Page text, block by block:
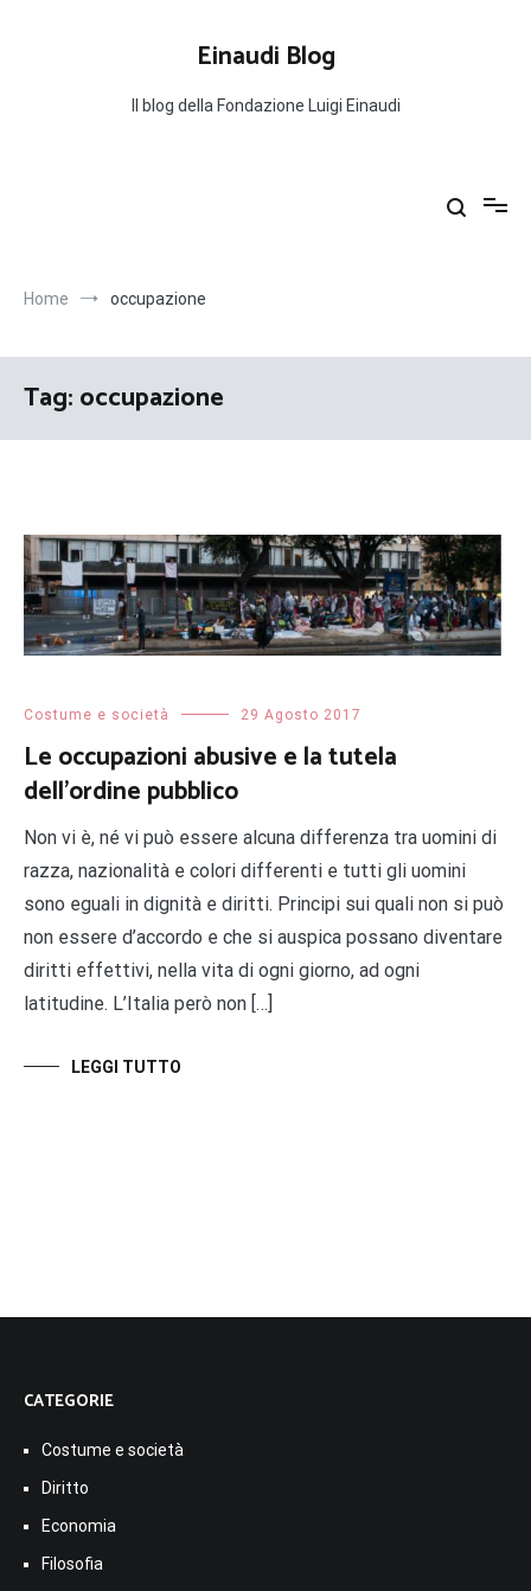
Einaudi Blog
Il blog della Fondazione Luigi Einaudi
Home occupazione
Tag:occupazione
Costume e società 29 Agosto 2017
Le occupazioni abusive e la tutela
dell’ordine pubblico
Non vi è, né vi può essere alcuna differenza tra uomini di
razza, nazionalità e colori differenti e tutti gli uomini
sono eguali in dignità e diritti. Principi sui quali non si può
non essere d’accordo e che si auspica possano diventare
diritti effettivi, nella vita di ogni giorno, ad ogni
latitudine. L’Italia però non […]
LEGGI TUTTO
CATEGORIE
Costume e società
Diritto
Economia
Filosofia